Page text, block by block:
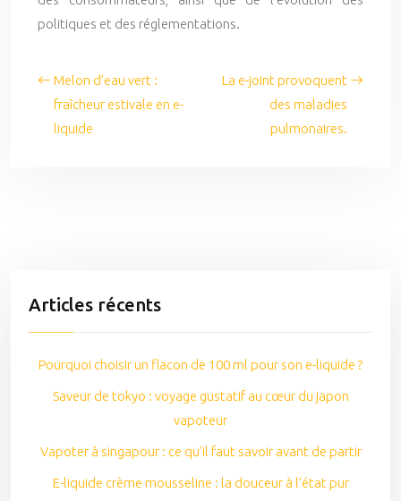
politiques et des réglementations.
Melon d’eau vert :
fraîcheur estivale en e-
liquide
La e-joint provoquent
des maladies
pulmonaires.
Articles récents
Pourquoi choisir un flacon de 100 ml pour son e-liquide ?
Saveur de tokyo : voyage gustatif au cœur du japon
vapoteur
Vapoter à singapour : ce qu’il faut savoir avant de partir
E-liquide crème mousseline : la douceur à l’état pur